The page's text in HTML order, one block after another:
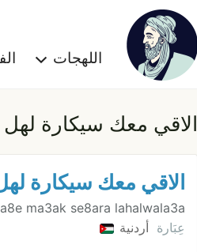
اللهجات
الاقي معك سيكارة لهل
الاقي معك سيكارة
ma3ak se8ara lahalwala3a
عِبَارة أردنية